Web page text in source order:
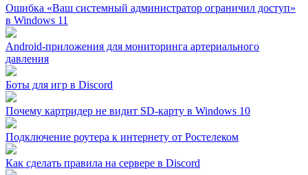
Ошибка «Ваш системный администратор ограничил доступ»
в Windows 11
Android-приложения для мониторинга артериального
давления
Боты для игр в Discord
Почему картридер не видит SD-карту в Windows 10
Подключение роутера к интернету от Ростелеком
Как сделать правила на сервере в Discord